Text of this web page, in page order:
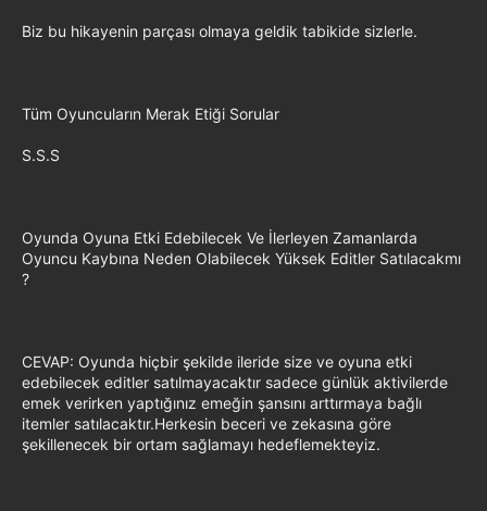
Biz bu hikayenin parçası olmaya geldik tabikide sizlerle.
Tüm Oyuncuların Merak Etiği Sorular
S.S.S
Oyunda Oyuna Etki Edebilecek Ve İlerleyen Zamanlarda
Oyuncu Kaybına Neden Olabilecek Yüksek Editler Satılacakmı
?
CEVAP: Oyunda hiçbir şekilde ileride size ve oyuna etki
edebilecek editler satılmayacaktır sadece günlük aktivilerde
emek verirken yaptığınız emeğin şansını arttırmaya bağlı
itemler satılacaktır.Herkesin beceri ve zekasına göre
şekillenecek bir ortam sağlamayı hedeflemekteyiz.